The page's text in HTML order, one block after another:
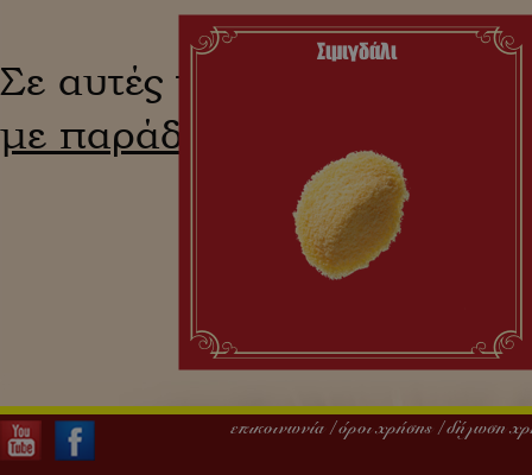
Σε αυτές τις αξίες
με παράδοση
Σιμιγδάλι
επικοινωνία /όροι χρήσης /δήλωση